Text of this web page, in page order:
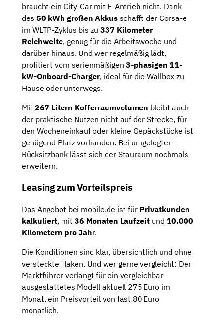
braucht ein City-Car mit E-Antrieb nicht. Dank
des 50 kWh großen Akkus schafft der Corsa-e
im WLTP-Zyklus bis zu 337 Kilometer
Reichweite, genug für die Arbeitswoche und
darüber hinaus. Und wer regelmäßig lädt,
profitiert vom serienmäßigen 3-phasigen 11-
kW-Onboard-Charger, ideal für die Wallbox zu
Hause oder unterwegs.
Mit 267 Litern Kofferraumvolumen bleibt auch
der praktische Nutzen nicht auf der Strecke, für
den Wocheneinkauf oder kleine Gepäckstücke ist
genügend Platz vorhanden. Bei umgelegter
Rücksitzbank lässt sich der Stauraum nochmals
erweitern.
Leasing zum Vorteilspreis
Das Angebot bei mobile.de ist für Privatkunden
kalkuliert, mit 36 Monaten Laufzeit und 10.000
Kilometern pro Jahr.
Die Konditionen sind klar, übersichtlich und ohne
versteckte Haken. Und wer gerne vergleicht: Der
Marktführer verlangt für ein vergleichbar
ausgestattetes Modell aktuell 275 Euro im
Monat, ein Preisvorteil von fast 80 Euro
monatlich.